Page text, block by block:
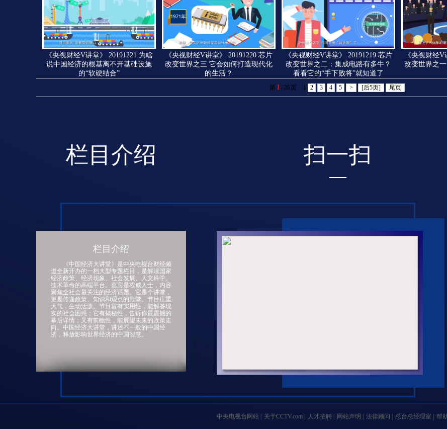
《央视财经V讲堂》 20191221 为啥
说中国经济的根基离不开基础设施
的“软硬结合”
《央视财经V讲堂》 20191220 芯片
改变世界之三 它会如何打造现代化
的生活？
《央视财经V讲堂》 20191219 芯片
改变世界之二：集成电路有多牛？
看看它的“手下败将”就知道了
《央视财经
改变世界之
第 1 /26页 1 2 3 4 5 > [后5页] 尾页
栏目介绍
栏目介绍
《中国经济大讲堂》是中央电视台财经频
道全新开办的一档大型专题栏目，是解读国家
经济政策、经济现象、社会发展、人文科学、
技术革命的高端平台。嘉宾是权威人士，内容
聚焦全社会最关注的经济话题。它是个讲堂，
更是传递政策、知识和观点的殿堂。节目庄重
大气，生动活泼。节目富有实用性，能解答现
实的社会困惑；它有揭秘性，告诉你最震撼的
幕后详情；又有前瞻性，能展望未来的政策走
向。中国经济大讲堂，讲述不一般的中国经
济，释放影响世界经济的中国智慧。
扫一扫
中央电视台网站 关于CCTV.com 人才招聘 网站声明 法律顾问 总台总经理室 帮